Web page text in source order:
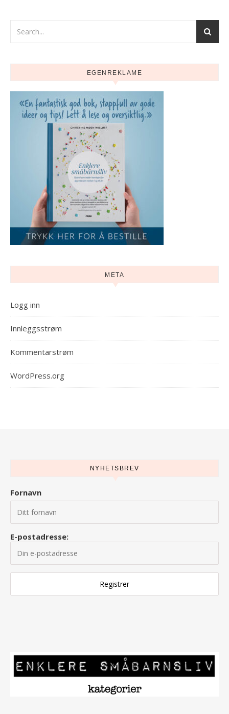
EGENREKLAME
META
Logg inn
Innleggsstrøm
Kommentarstrøm
WordPress.org
NYHETSBREV
Fornavn
E-postadresse: